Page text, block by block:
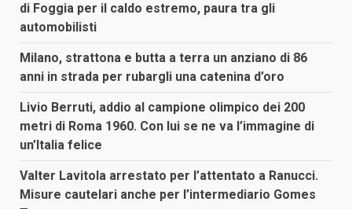
di Foggia per il caldo estremo, paura tra gli
automobilisti
Milano, strattona e butta a terra un anziano di 86
anni in strada per rubargli una catenina d’oro
Livio Berruti, addio al campione olimpico dei 200
metri di Roma 1960. Con lui se ne va l’immagine di
un’Italia felice
Valter Lavitola arrestato per l’attentato a Ranucci.
Misure cautelari anche per l’intermediario Gomes